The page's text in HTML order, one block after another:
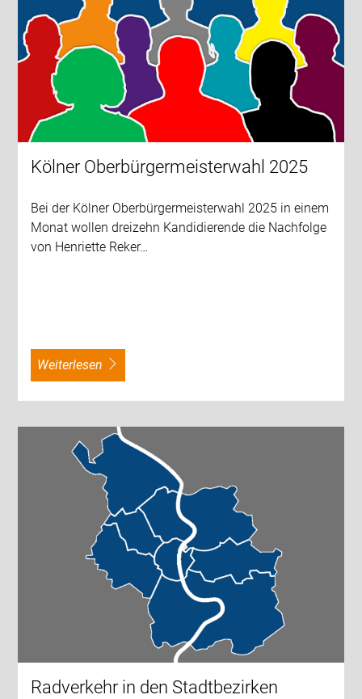
Kölner Oberbürgermeisterwahl 2025
Bei der Kölner Oberbürgermeisterwahl 2025 in einem
Monat wollen dreizehn Kandidierende die Nachfolge
von Henriette Reker…
weiterlesen
Radverkehr in den Stadtbezirken